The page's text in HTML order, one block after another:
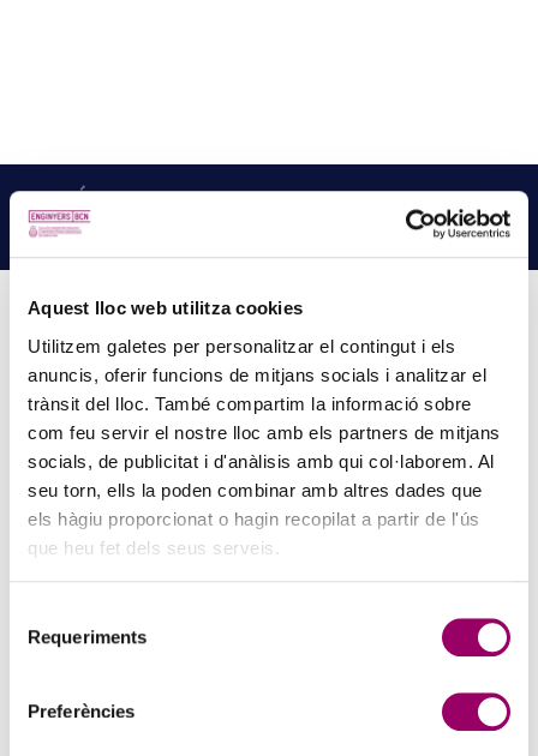
Aquest lloc web utilitza cookies
Utilitzem galetes per personalitzar el contingut i els
anuncis, oferir funcions de mitjans socials i analitzar el
trànsit del lloc. També compartim la informació sobre
com feu servir el nostre lloc amb els partners de mitjans
socials, de publicitat i d'anàlisis amb qui col·laborem. Al
seu torn, ells la poden combinar amb altres dades que
els hàgiu proporcionat o hagin recopilat a partir de l'ús
que heu fet dels seus serveis.
Requeriments
Preferències
NOTÍCIESRELACIONADES
LLEGEIX MÉS NOTÍCIES →
PINZELLS A PUNT? PARTICIPA AL CONCURS DE
PINTURA DEL COL·LEGI
5 d'agost de 2026
La creativitat torna a ser protagonista amb el Concurs de Pintura de
la Comissió d’Acció Social del Col·legi. Si t’agrada expressar-te a
través de l’art i vols compartir la teva…